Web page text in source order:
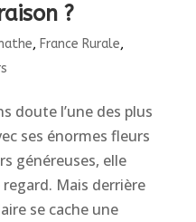
?
, France Rurale,
doute l’une des plus
ses énormes fleurs
généreuses, elle
Mais derrière
se cache une